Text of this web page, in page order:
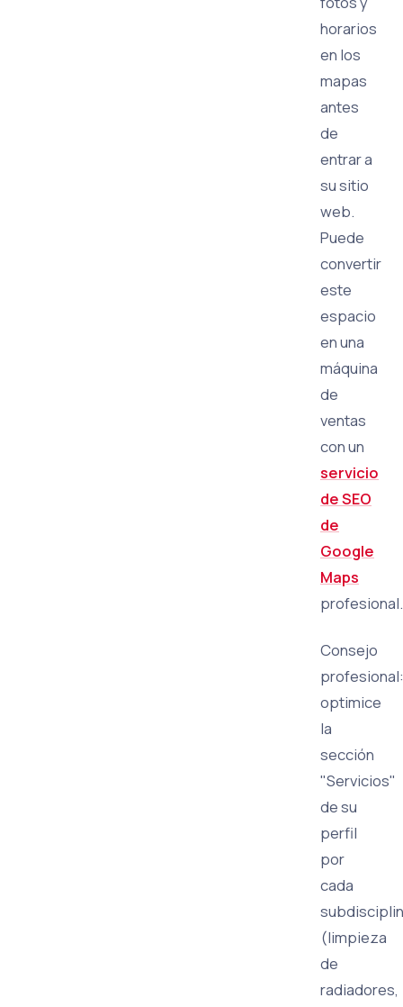
horarios
en los
mapas
antes
de
entrar a
su sitio
web.
Puede
convertir
este
espacio
en una
máquina
de
ventas
con un
servicio
de SEO
de
Google
Maps
profesional.
Consejo
profesional:
optimice
la
sección
"Servicios"
de su
perfil
por
cada
(limpieza
de
radiadores,